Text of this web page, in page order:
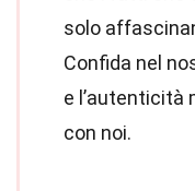
solo
Confida nel
e l’autenticità
con noi.